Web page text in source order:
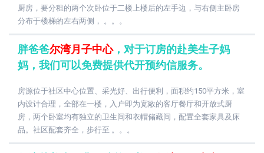
厨房，要分租的两个次卧位于二楼上楼后的左手边，与右侧主卧房
分布于楼梯的左右两侧， 。。。
胖爸爸尔湾月子中心，对于订房的赴美生子妈
妈，我们可以免费提供代开预约信服务。
房源位于社区中心位置、采光好、出行便利，面积约150平方米，室
内设计合理，全部在一楼，入户即为宽敞的客厅餐厅和开放式厨
房，两个卧室均有独立的卫生间和衣帽储藏间，配置全套家具及床
品。社区配套齐全，步行至 。。。